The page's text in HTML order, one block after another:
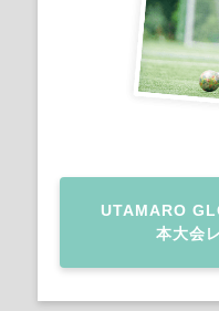
UTAMARO
本大会